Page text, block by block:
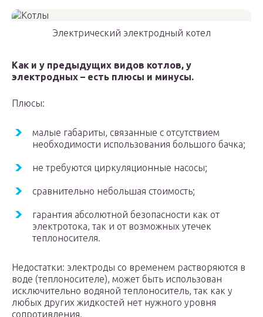
Электрический электродный котел
Как и у предыдущих видов котлов, у
электродных – есть плюсы и минусы.
Плюсы:
малые габариты, связанные с отсутствием
необходимости использования большого бачка;
не требуются циркуляционные насосы;
сравнительно небольшая стоимость;
гарантия абсолютной безопасности как от
электротока, так и от возможных утечек
теплоносителя.
Недостатки: электроды со временем растворяются в
воде (теплоносителе), может быть использован
исключительно водяной теплоноситель, так как у
любых других жидкостей нет нужного уровня
сопротивления.